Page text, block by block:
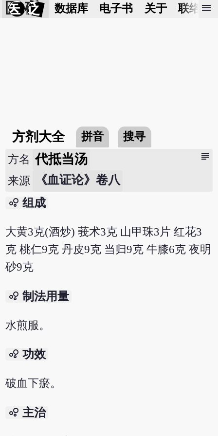
医 砭 数据库 电子书 关于 联络我
menu
方剂大全 拼音 搜寻
subject
方名 代抵当汤
来源 《血证论》卷八
bubble_chart 组成
大黄3克(酒炒) 莪术3克 山甲珠3片 红花3
克 桃仁9克 丹皮9克 当归9克 牛膝6克 夜明
砂9克
bubble_chart 制法用量
水煎服。
bubble_chart 功效
破血下瘀。
bubble_chart 主治